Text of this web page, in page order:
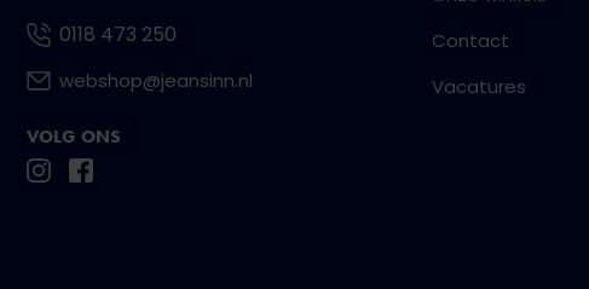
0118 473 250
webshop@jeansinn.nl
VOLG ONS
Contact
Vacatures